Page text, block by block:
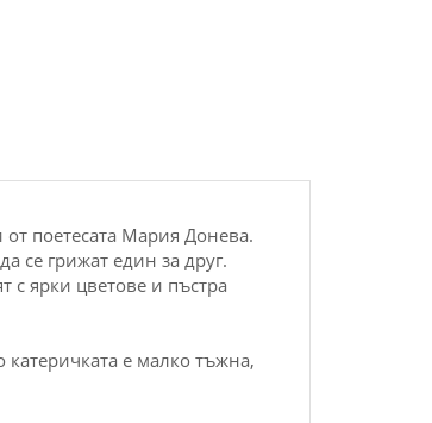
поетесата Мария Донева.
се грижат един за друг.
ярки цветове и пъстра
е малко тъжна,